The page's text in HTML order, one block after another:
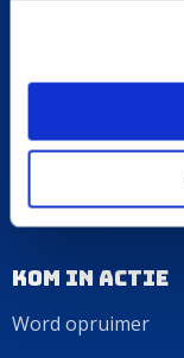
Onderzoeken
Kom in actie
Word opruimer